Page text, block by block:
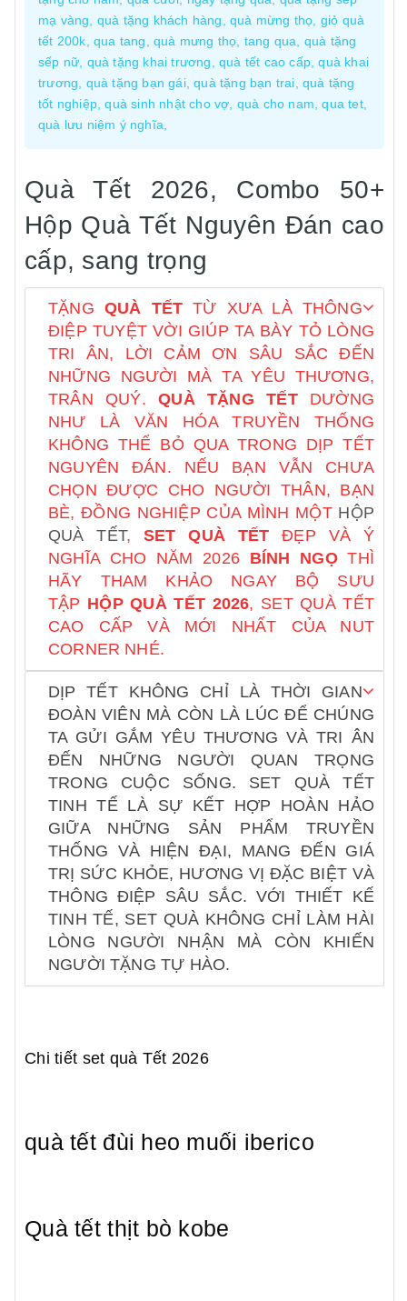
mạ vàng, quà tặng khách hàng, quà mừng thọ, giỏ quà
tết 200k, qua tang, quà mưng thọ, tang qua, quà tặng
sếp nữ, quà tặng khai trương, quà tết cao cấp, quà khai
trương, quà tặng bạn gái, quà tặng bạn trai, quà tặng
tốt nghiệp, quà sinh nhật cho vợ, quà cho nam, qua tet,
quà lưu niệm ý nghĩa,
Quà Tết 2026, Combo 50+
Hộp Quà Tết Nguyên Đán cao
cấp, sang trọng
TẶNG QUÀ TẾT TỪ XƯA LÀ THÔNG
ĐIỆP TUYỆT VỜI GIÚP TA BÀY TỎ LÒNG
TRI ÂN, LỜI CẢM ƠN SÂU SẮC ĐẾN
NHỮNG NGƯỜI MÀ TA YÊU THƯƠNG,
TRÂN QUÝ.QUÀ TẶNG TẾTDƯỜNG
NHƯ LÀ VĂN HÓA TRUYỀN THỐNG
KHÔNG THỂ BỎ QUA TRONG DỊP TẾT
NGUYÊN ĐÁN. NẾU BẠN VẪN CHƯA
CHỌN ĐƯỢC CHO NGƯỜI THÂN, BẠN
BÈ, ĐỒNG NGHIỆP CỦA MÌNH MỘT HỘP
QUÀ TẾT, SET QUÀ TẾT ĐẸP VÀ Ý
NGHĨA CHO NĂM 2026 BÍNH NGỌTHÌ
HÃY THAM KHẢO NGAY BỘ SƯU
TẬP HỘP QUÀ TẾT 2026, SET QUÀ TẾT
CAO CẤP VÀ MỚI NHẤT CỦA NUT
CORNER NHÉ.
DỊP TẾT KHÔNG CHỈ LÀ THỜI GIAN
ĐOÀN VIÊN MÀ CÒN LÀ LÚC ĐỂ CHÚNG
TA GỬI GẮM YÊU THƯƠNG VÀ TRI ÂN
ĐẾN NHỮNG NGƯỜI QUAN TRỌNG
TRONG CUỘC SỐNG. SET QUÀ TẾT
TINH TẾ LÀ SỰ KẾT HỢP HOÀN HẢO
GIỮA NHỮNG SẢN PHẨM TRUYỀN
THỐNG VÀ HIỆN ĐẠI, MANG ĐẾN GIÁ
TRỊ SỨC KHỎE, HƯƠNG VỊ ĐẶC BIỆT VÀ
THÔNG ĐIỆP SÂU SẮC. VỚI THIẾT KẾ
TINH TẾ, SET QUÀ KHÔNG CHỈ LÀM HÀI
LÒNG NGƯỜI NHẬN MÀ CÒN KHIẾN
NGƯỜI TẶNG TỰ HÀO.
Chi tiết set quà Tết 2026
quà tết đùi heo muối iberico
Quà tết thịt bò kobe